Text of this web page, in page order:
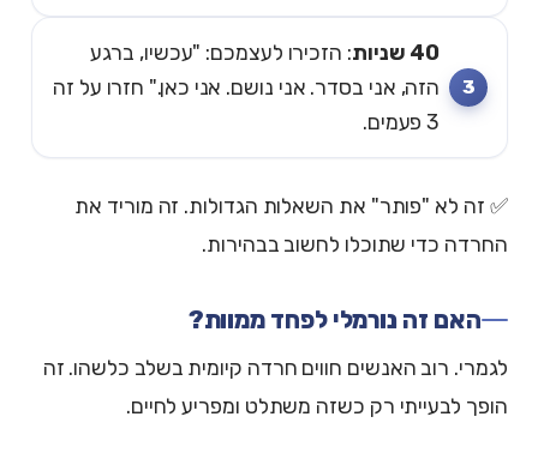
40 שניות
: הזכירו לעצמכם: "עכשיו, ברגע
הזה, אני בסדר. אני נושם. אני כאן." חזרו על זה
3 פעמים.
✅ זה לא "פותר" את השאלות הגדולות. זה מוריד את
החרדה כדי שתוכלו לחשוב בבהירות.
האם זה נורמלי לפחד ממוות?
לגמרי. רוב האנשים חווים חרדה קיומית בשלב כלשהו. זה
הופך לבעייתי רק כשזה משתלט ומפריע לחיים.